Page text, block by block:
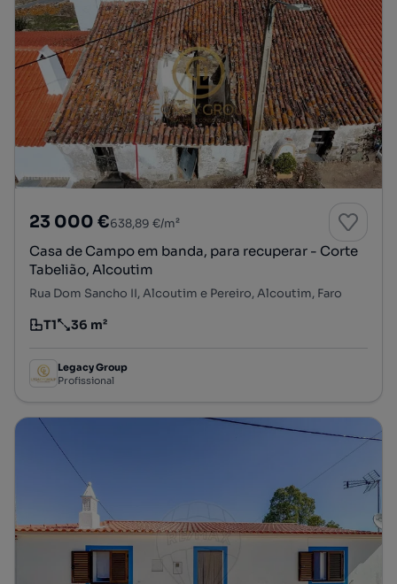
23 000 €638,89 €/m²
Casa de Campo em banda, para recuperar - Corte
Tabelião, Alcoutim
Rua Dom Sancho II, Alcoutim e Pereiro, Alcoutim, Faro
Tipologia
T1
Preço por metro quadrado
36 m²
Legacy Group
Profissional